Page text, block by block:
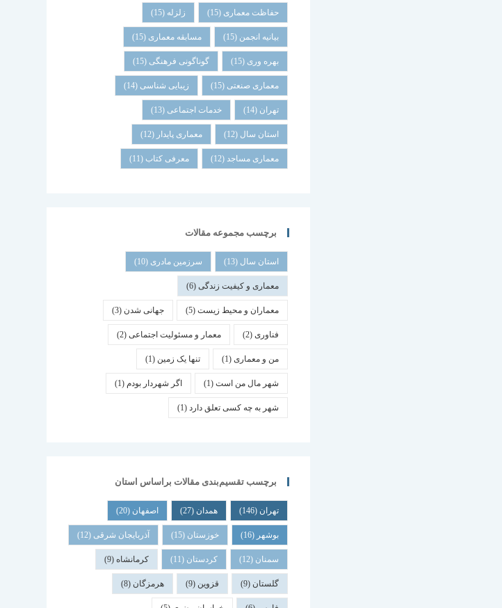
حفاظت معماری (15) زلزله (15)
بیانیه انجمن (15) مسابقه معماری (15)
بهره وری (15) گوناگونی فرهنگی (15)
معماری صنعتی (15) زیبایی شناسی (14)
تهران (14) خدمات اجتماعی (13)
استان سال (12) معماری پایدار (12)
معماری مساجد(12) معرفی کتاب (11)
برچسب مجموعه مقالات
استان سال (13) سرزمین مادری (10)
معماری و کیفیت زندگی(6)
معماران و محیط زیست(5) جهانی شدن (3)
فناوری(2) معمار و مسئولیت اجتماعی(2)
من و معماری(1) تنها یک زمین (1)
شهر مال من است(1) اگر شهردار بودم (1)
شهر به چه کسی تعلق دارد(1)
برچسب تقسیم‌بندی مقالات براساس استان
تهران (146) همدان (27) اصفهان (20)
بوشهر (16) خوزستان (15) آذربایجان شرقی (12)
سمنان (12) کردستان (11) کرمانشاه(9)
گلستان (9) قزوین (9) هرمزگان (8)